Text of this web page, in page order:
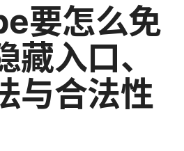
要怎么免
藏入口、
与合法性